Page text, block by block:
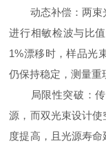
动态补偿：两束
进行相敏检波与比
1%漂移时，样品光
仍保持稳定，测量重
局限性突破：传
源，而双光束设计
度提高，且光源寿